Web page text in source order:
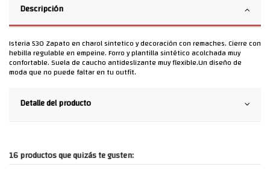
Descripción
Isteria 530 Zapato en charol sintetico y decoración con remaches. Cierre con
hebilla regulable en empeine. Forro y plantilla sintético acolchada muy
confortable. Suela de caucho antideslizante muy flexible.Un diseño de
moda que no puede faltar en tu outfit.
Detalle del producto
16 productos que quizás te gusten: